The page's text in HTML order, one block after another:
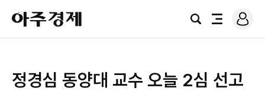
아
주
경
검
전
로
그
정경심 동양대 교수 오늘 2심 선고